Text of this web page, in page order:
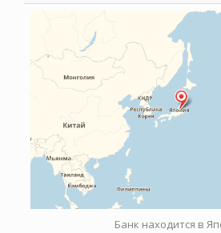
Банк находится в